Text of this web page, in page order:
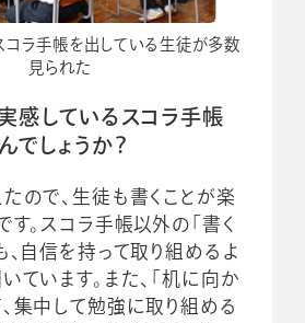
ラ手帳を出している生徒が多数
見られた
感しているスコラ手帳
でしょうか？
ので、生徒も書くことが楽
す。スコラ手帳以外の「書く
、自信を持って取り組めるよ
ています。また、「机に向か
集中して勉強に取り組める